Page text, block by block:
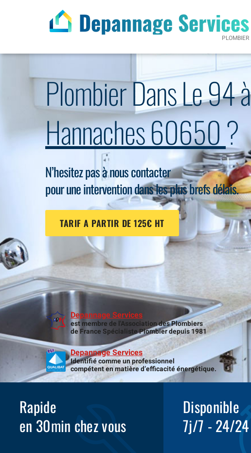
Depannage Services
PLOMBIER
Plombier Dans Le 94 à
Hannaches 60650?
N’hesitez pas à nous contacter
pour une intervention dans les plus brefs délais.
TARIF A PARTIR DE 125€ HT
Depannage Services
est membre de l'Association des Plombiers
de France Spécialiste Plombier depuis 1981
Depannage Services
Identifié comme un professionnel
compétent en matière d’efficacité énergétique.
Rapide
en 30min chez vous
Disponible
7j/7 - 24/24